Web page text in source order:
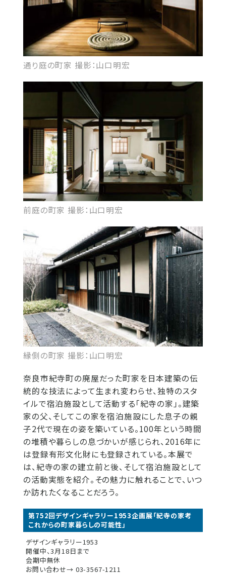
通り庭の町家 撮影：山口明宏
前庭の町家 撮影：山口明宏
縁側の町家 撮影：山口明宏
奈良市紀寺町の廃屋だった町家を日本建築の伝
統的な技法によって生まれ変わらせ、独特のスタ
イルで宿泊施設として活動する「紀寺の家」。建築
家の父、そしてこの家を宿泊施設にした息子の親
子2代で現在の姿を築いている。100年という時間
の堆積や暮らしの息づかいが感じられ、2016年に
は登録有形文化財にも登録されている。本展で
は、紀寺の家の建立前と後、そして宿泊施設として
の活動実態を紹介。その魅力に触れることで、いつ
か訪れたくなることだろう。
第752回デザインギャラリー1953企画展「紀寺の家考
これからの町家暮らしの可能性」
デザインギャラリー1953
開催中、3月18日まで
会期中無休
お問い合わせ→ 03-3567-1211